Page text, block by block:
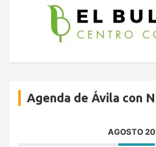
Agenda de Ávila con
AGOSTO